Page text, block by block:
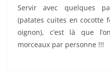
Servir avec quelques
(patates cuites en cocotte
oignon), c’est là que
morceaux par personne !!!